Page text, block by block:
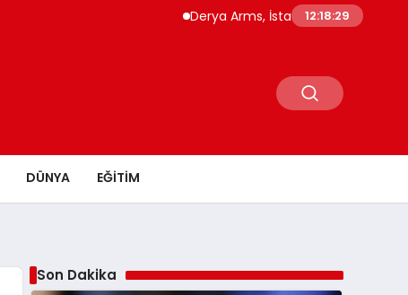
Derya Arms, İstanbul Prohunt 2026’da
12:18:30
DÜNYA EĞITIM
Son Dakika